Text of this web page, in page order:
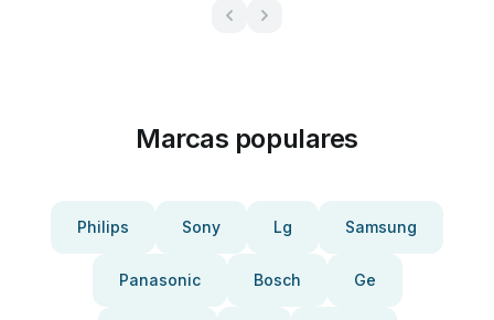
Marcas populares
Philips Sony Lg Samsung
Panasonic Bosch Ge